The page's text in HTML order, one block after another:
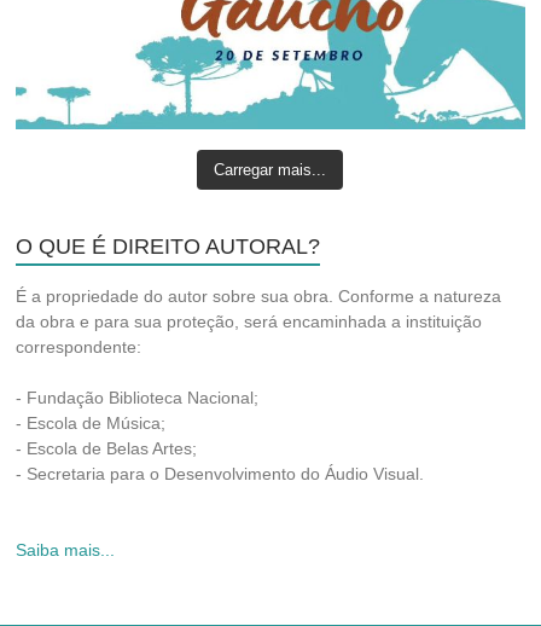
Carregar mais...
O QUE É DIREITO AUTORAL?
É a propriedade do autor sobre sua obra. Conforme a natureza
da obra e para sua proteção, será encaminhada a instituição
correspondente:
- Fundação Biblioteca Nacional;
- Escola de Música;
- Escola de Belas Artes;
- Secretaria para o Desenvolvimento do Áudio Visual.
Saiba mais...